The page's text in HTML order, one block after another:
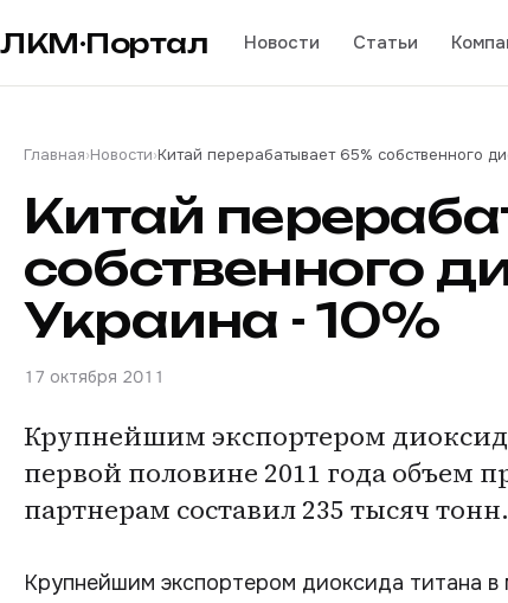
ЛКМ·Портал Новости Статьи
Главная›Новости›Китай перерабатывает 65% собственного
Китай
собственного
Украина - 10%
17 октября 2011
Крупнейшим экспортером
первой половине 2011 года объем
партнерам составил 235 тысяч тонн.
Крупнейшим экспортером диоксида титана в